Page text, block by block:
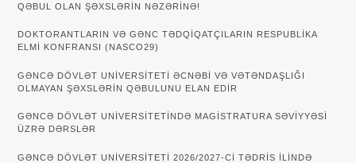
QƏBUL OLAN ŞƏXSLƏRIN NƏZƏRINƏ!
DOKTORANTLARIN VƏ GƏNC TƏDQİQATÇILARIN RESPUBLİKA
ELMİ KONFRANSI (NASCO29)
GƏNCƏ DÖVLƏT UNIVERSITETI ƏCNƏBI VƏ VƏTƏNDAŞLIĞI
OLMAYAN ŞƏXSLƏRIN QƏBULUNU ELAN EDIR
GƏNCƏ DÖVLƏT UNIVERSITETINDƏ MAGISTRATURA SƏVIYYƏSI
ÜZRƏ DƏRSLƏR
GƏNCƏ DÖVLƏT UNİVERSİTETİ 2026/2027-Cİ TƏDRİS İLİNDƏ